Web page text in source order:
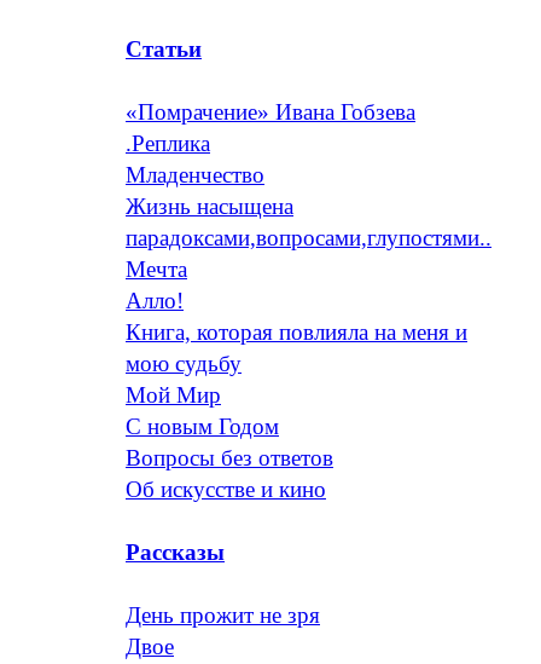
Статьи
«Помрачение» Ивана Гобзева
.Реплика
Младенчество
Жизнь насыщена
парадоксами,вопросами,глупостями..
Мечта
Алло!
Книга, которая повлияла на меня и
мою судьбу
Мой Мир
С новым Годом
Вопросы без ответов
Об искусстве и кино
Рассказы
День прожит не зря
Двое